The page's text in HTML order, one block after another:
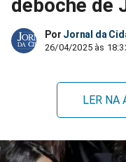
FacebookWhatsapp
deboche de
Por Jornal da
26/04/2025 às
LER NA